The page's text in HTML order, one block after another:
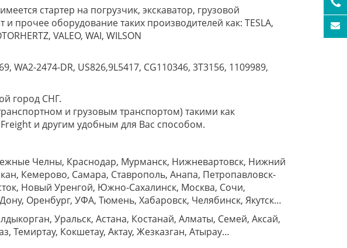
стартер на погрузчик, экскаватор, грузовой
прочее оборудование таких производителей как: TESLA,
VALEO, WAI, WILSON
WA2-2474-DR, US826,9L5417, CG110346, 3T3156, 1109989,
город СНГ.
и грузовым транспортом) такими как
и другим удобным для Вас способом.
Челны, Краснодар, Мурманск, Нижневартовск, Нижний
Кемерово, Самара, Ставрополь, Анапа, Петропавловск-
Новый Уренгой, Южно-Сахалинск, Москва, Сочи,
Оренбург, УФА, Тюмень, Хабаровск, Челябинск, Якутск…
Уральск, Астана, Костанай, Алматы, Семей, Аксай,
Темиртау, Кокшетау, Актау, Жезказган, Атырау…